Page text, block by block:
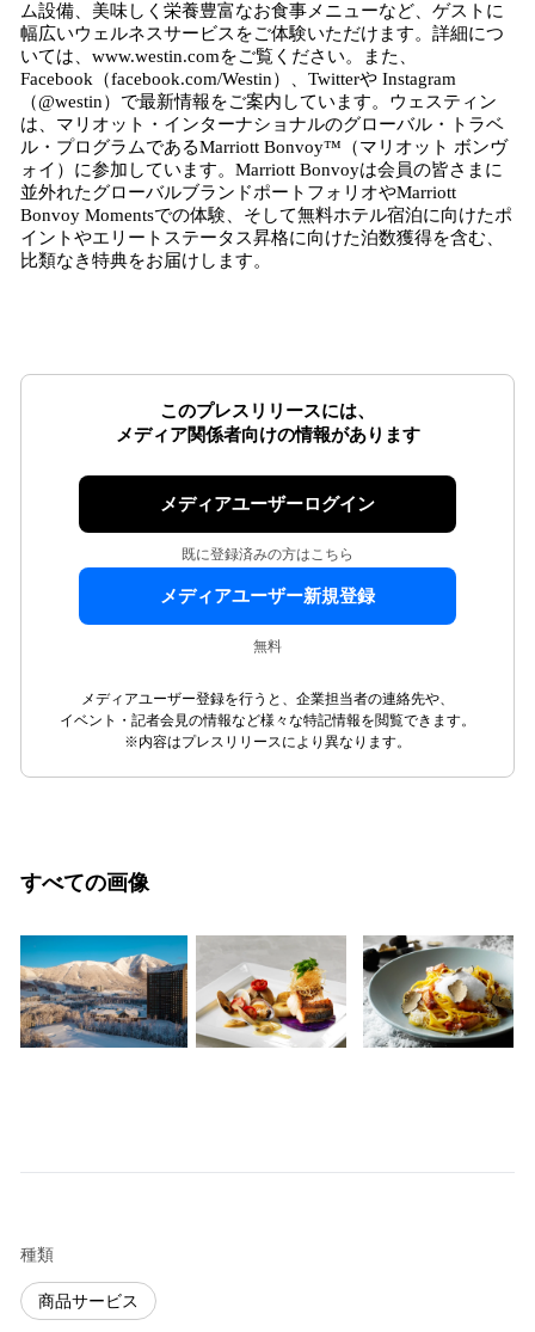
ム設備、美味しく栄養豊富なお食事メニューなど、ゲストに
幅広いウェルネスサービスをご体験いただけます。詳細につ
いては、www.westin.comをご覧ください。また、
Facebook（facebook.com/Westin）、Twitterや Instagram
（@westin）で最新情報をご案内しています。ウェスティン
は、マリオット・インターナショナルのグローバル・トラベ
ル・プログラムであるMarriott Bonvoy™（マリオット ボンヴ
ォイ）に参加しています。Marriott Bonvoyは会員の皆さまに
並外れたグローバルブランドポートフォリオやMarriott
Bonvoy Momentsでの体験、そして無料ホテル宿泊に向けたポ
イントやエリートステータス昇格に向けた泊数獲得を含む、
比類なき特典をお届けします。
このプレスリリースには、
メディア関係者向けの情報があります
メディアユーザーログイン
既に登録済みの方はこちら
メディアユーザー新規登録
無料
メディアユーザー登録を行うと、企業担当者の連絡先や、
イベント・記者会見の情報など様々な特記情報を閲覧できます。
※内容はプレスリリースにより異なります。
すべての画像
種類
商品サービス